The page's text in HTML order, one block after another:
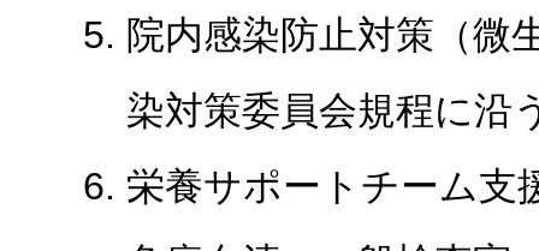
院内感染防止対策（微
染対策委員会規程に沿
栄養サポートチーム支